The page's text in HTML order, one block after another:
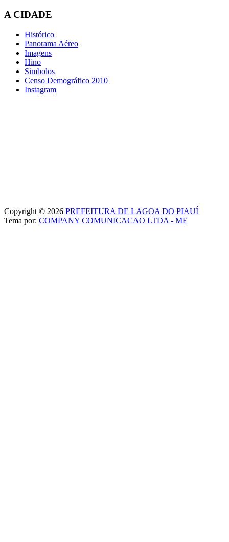
A CIDADE
Histórico
Panorama Aéreo
Imagens
Hino
Simbolos
Censo Demográfico 2010
Instagram
Copyright © 2026 PREFEITURA DE LAGOA DO PIAUÍ
Tema por: COMPANY COMUNICACAO LTDA - ME